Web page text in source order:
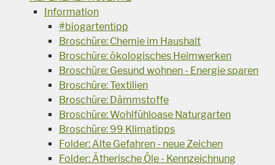
Information
#biogartentipp
Broschüre: Chemie im Haushalt
Broschüre: ökologisches Heimwerken
Broschüre: Gesund wohnen - Energie sparen
Broschüre: Textilien
Broschüre: Dämmstoffe
Broschüre: Wohlfühloase Naturgarten
Broschüre: 99 Klimatipps
Folder: Alte Gefahren - neue Zeichen
Folder: Ätherische Öle - Kennzeichnung